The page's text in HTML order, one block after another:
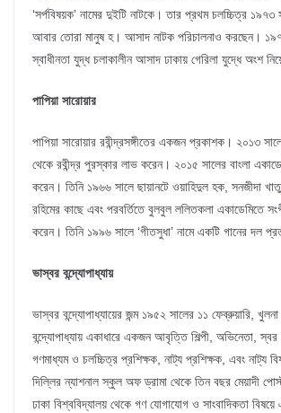
‘সর্পবিষয়ক’ নামের দুইটি নাটকে। তার প্রথম চলচ্চিত্র ১৯৭৩
আবার তোরা মানুষ হ। আসাদ নাটক পরিচালনাও করছেন।
স্বাধীনতা যুদ্ধ চলাকালীন আসাদ ঢাকায় গেরিলা যুদ্ধে অংশ
পাপিয়া সারোয়ার
পাপিয়া সারোয়ার রবীন্দ্রসঙ্গীতের একজন প্রকাশক। ২০১৩
থেকে রবীন্দ্র পুরস্কার লাভ করেন। ২০১৫ সালের বাংলা
করেন। তিনি ১৯৬৬ সালে ছায়ানটে ওয়াহিদুল হক, সনজীদা
রহিমের কাছে এবং পরবর্তিতে বুলবুল ললিতকলা একাডেমিতে
করেন। তিনি ১৯৯৬ সালে ‘গীতসুধা’ নামে একটি গানের দল
ভাস্বর বন্দ্যোপাধ্যায়
ভাস্বর বন্দ্যোপাধ্যায়ের জন্ম ১৯৫২ সালের ১১ ফেব্রুয়ারি,
বন্দ্যোপাধ্যায় একাধারে একজন আবৃত্তি শিল্পী, অভিনেতা, স্বর
গণমাধ্যম ও চলচ্চিত্র প্রশিক্ষক, নাট্য প্রশিক্ষক, এবং নাট্য
দিল্লির ন্যাশনাল স্কুল অফ ড্রামা থেকে তিন বছর মেয়াদী
ঢাকা বিশ্ববিদ্যালয় থেকে গণ যোগাযোগ ও সাংবাদিকতা বিষয়ে